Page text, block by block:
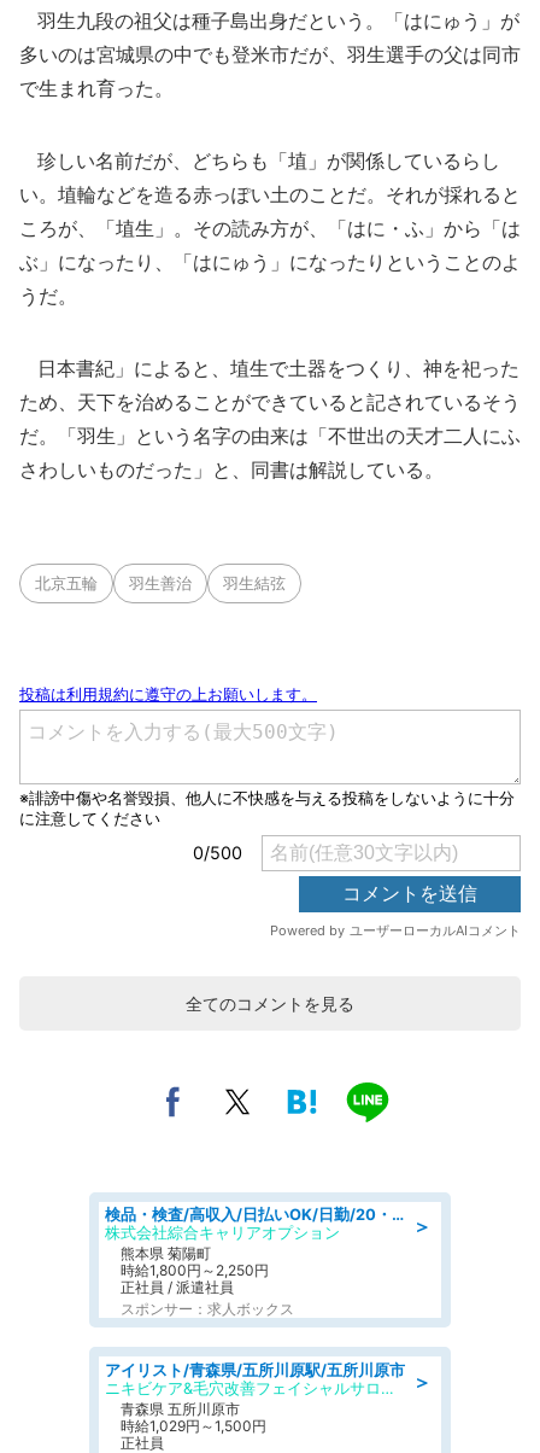
羽生九段の祖父は種子島出身だという。「はにゅう」が
多いのは宮城県の中でも登米市だが、羽生選手の父は同市
で生まれ育った。
珍しい名前だが、どちらも「埴」が関係しているらし
い。埴輪などを造る赤っぽい土のことだ。それが採れると
ころが、「埴生」。その読み方が、「はに・ふ」から「は
ぶ」になったり、「はにゅう」になったりということのよ
うだ。
日本書紀」によると、埴生で土器をつくり、神を祀った
ため、天下を治めることができていると記されているそう
だ。「羽生」という名字の由来は「不世出の天才二人にふ
さわしいものだった」と、同書は解説している。
北京五輪 羽生善治 羽生結弦
全てのコメントを見る
＞
検品・検査/高収入/日払いOK/日勤/20・30・40代活躍中/製造 工場
株式会社綜合キャリアオプション
熊本県 菊陽町
時給1,800円～2,250円
正社員 / 派遣社員
スポンサー：求人ボックス
＞
アイリスト/青森県/五所川原駅/五所川原市
ニキビケア&毛穴改善フェイシャルサロン BELDAD
青森県 五所川原市
時給1,029円～1,500円
正社員